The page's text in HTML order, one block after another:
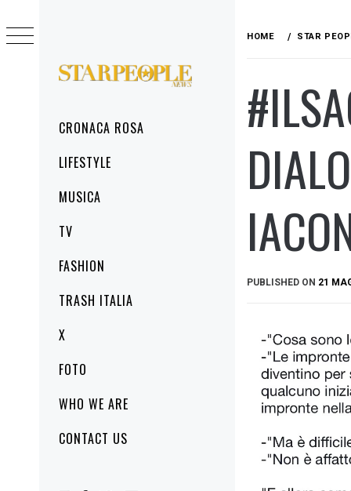
STARPEOPLENEWS
MenuCRONACA ROSA
LIFESTYLE
MUSICA
TV
FASHION
TRASH ITALIA
X
FOTO
WHO WE ARE
CONTACT US
to
content
HOME STAR
PUBLISHED ON 21